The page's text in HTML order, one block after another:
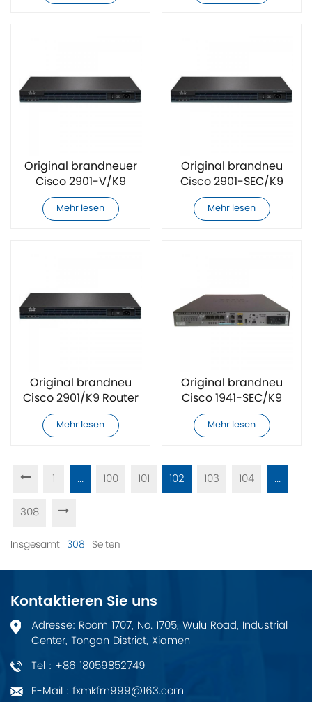
Original brandneuer
Cisco 2901-V/K9
Router
Mehr lesen
Original brandneu
Cisco 2901-SEC/K9
Router
Mehr lesen
Original brandneu
Cisco 2901/K9 Router
Mehr lesen
Original brandneu
Cisco 1941-SEC/K9
Router
Mehr lesen
1 ... 100 101 102 103 104
...
308
Insgesamt 308 Seiten
Kontaktieren Sie uns
Adresse: Room 1707, No. 1705, Wulu Road, Industrial
Center, Tongan District, Xiamen
Tel : +86 18059852749
E-Mail : fxmkfm999@163.com